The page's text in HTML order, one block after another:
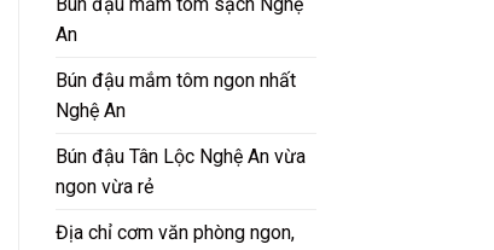
An
Bún đậu mắm tôm ngon nhất
Nghệ An
Bún đậu Tân Lộc Nghệ An vừa
ngon vừa rẻ
Địa chỉ cơm văn phòng ngon,